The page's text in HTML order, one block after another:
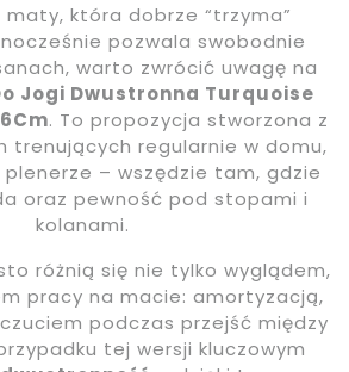
maty, która dobrze “trzyma”
pozwala swobodnie
warto zwrócić uwagę na
Jogi Dwustronna Turquoise
. To propozycja stworzona z
trenujących regularnie w domu,
– wszędzie tam, gdzie
oraz pewność pod stopami i
kolanami.
różnią się nie tylko wyglądem,
pracy na macie: amortyzacją,
podczas przejść między
tej wersji kluczowym